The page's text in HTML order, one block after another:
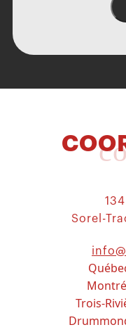
Sorel-
Trois-